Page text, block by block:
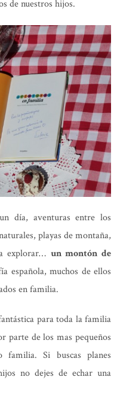
de nuestros hijos.
día, aventuras entre los
playas de montaña,
explorar… un montón de
española, muchos de ellos
en familia.
para toda la familia
parte de los mas pequeños
familia. Si buscas planes
no dejes de echar una